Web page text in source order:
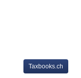
Taxbooks.ch